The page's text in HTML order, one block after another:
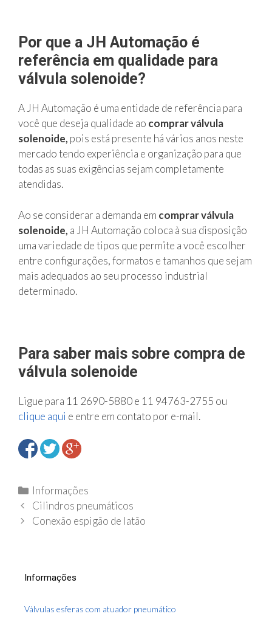
Por que a JH Automação é
referência em qualidade para
válvula solenoide?
A JH Automação é uma entidade de referência para
você que deseja qualidade ao comprar válvula
solenoide, pois está presente há vários anos neste
mercado tendo experiência e organização para que
todas as suas exigências sejam completamente
atendidas.
Ao se considerar a demanda em comprar válvula
solenoide, a JH Automação coloca à sua disposição
uma variedade de tipos que permite a você escolher
entre configurações, formatos e tamanhos que sejam
mais adequados ao seu processo industrial
determinado.
Para saber mais sobre compra de
válvula solenoide
Ligue para 11 2690-5880 e 11 94763-2755 ou
clique aqui e entre em contato por e-mail.
C
a
t
r
a
Informações
N
a
Cilindros pneumáticos
Conexão espigão de latão
Informações
Válvulas esferas com atuador pneumático